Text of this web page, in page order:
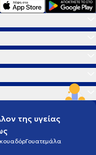
της υγείας
Γουατεμάλα